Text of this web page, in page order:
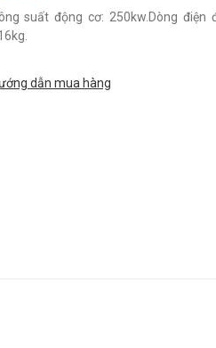
suất động cơ: 250kw.Dòng
dẫn mua hàng